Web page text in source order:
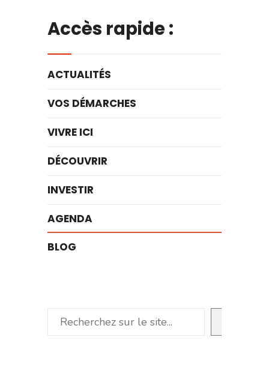
Accès rapide :
ACTUALITÉS
VOS DÉMARCHES
VIVRE ICI
DÉCOUVRIR
INVESTIR
AGENDA
BLOG
Rechercher